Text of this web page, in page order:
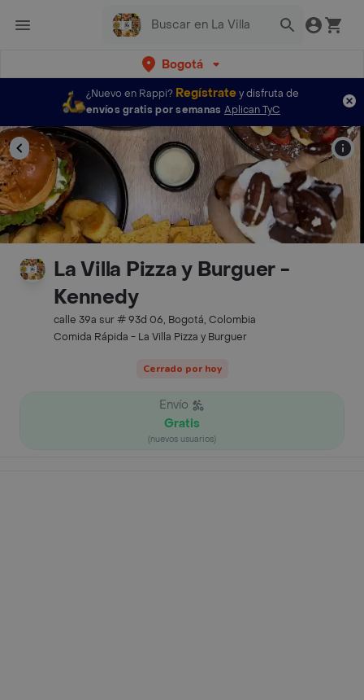
Bogotá
¿Nuevo en Rappi? Regístratey disfruta de
envíos gratis por semanas Aplican TyC
La Villa Pizza y Burguer -
Kennedy
calle 39a sur # 93d 06, Bogotá, Colombia
Comida Rápida - La Villa Pizza y Burguer
Cerrado por hoy
Envío
Gratis
(nuevos usuarios)